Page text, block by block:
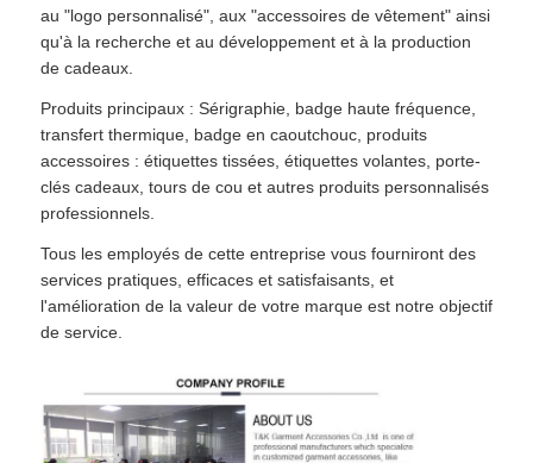
au "logo personnalisé", aux "accessoires de vêtement" ainsi
qu'à la recherche et au développement et à la production
de cadeaux.
Produits principaux : Sérigraphie, badge haute fréquence,
transfert thermique, badge en caoutchouc, produits
accessoires : étiquettes tissées, étiquettes volantes, porte-
clés cadeaux, tours de cou et autres produits personnalisés
professionnels.
Tous les employés de cette entreprise vous fourniront des
services pratiques, efficaces et satisfaisants, et
l'amélioration de la valeur de votre marque est notre objectif
de service.